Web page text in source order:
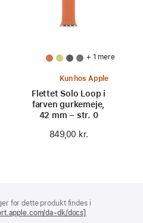
+ 1 mere
Kun hos Apple
Flettet Solo Loop i
farven gurkemeje,
42 mm – str. 0
849,00 kr.
for dette produkt findes i
da-dk/docs]